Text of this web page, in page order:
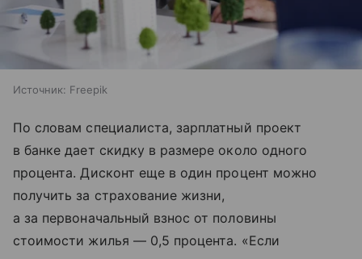
Источник: Freepik
По словам специалиста, зарплатный проект
в банке дает скидку в размере около одного
процента. Дисконт еще в один процент можно
получить за страхование жизни,
а за первоначальный взнос от половины
стоимости жилья — 0,5 процента. «Если